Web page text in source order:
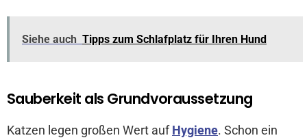
Siehe auch Tipps zum Schlafplatz für Ihren Hund
Sauberkeit als Grundvoraussetzung
Katzen legen großen Wert aufHygiene. Schon ein